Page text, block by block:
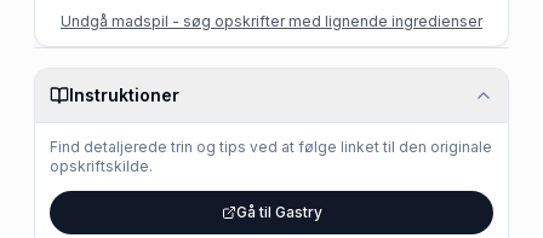
Undgå madspil - søg opskrifter med lignende ingredienser
Instruktioner
Find detaljerede trin og tips ved at følge linket til den originale
opskriftskilde.
Gå til Gastry